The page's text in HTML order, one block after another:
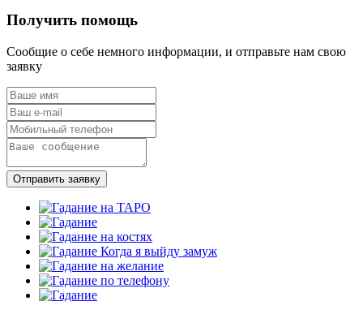
Получить помощь
Сообщие о себе немного информации, и отправьте нам свою
заявку
Отправить заявку